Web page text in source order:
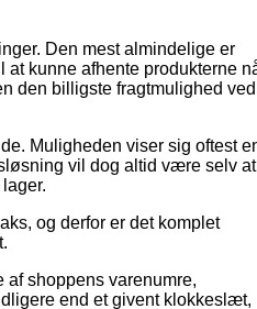
Den mest almindelige er
kunne afhente produkterne
den billigste fragtmulighed ved
Muligheden viser sig oftest
vil dog altid være selv at
og derfor er det komplet
shoppens varenumre,
end et givent klokkeslæt,